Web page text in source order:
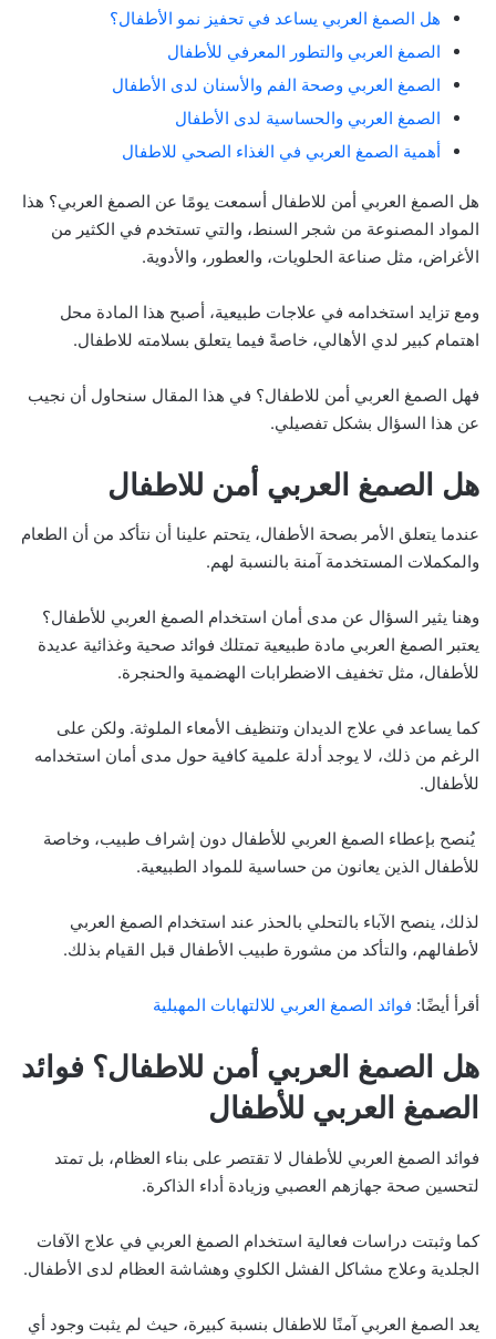
هل الصمغ العربي يساعد في تحفيز نمو الأطفال؟
الصمغ العربي والتطور المعرفي للأطفال
الصمغ العربي وصحة الفم والأسنان لدى الأطفال
الصمغ العربي والحساسية لدى الأطفال
أهمية الصمغ العربي في الغذاء الصحي للاطفال
هل الصمغ العربي أمن للاطفال أسمعت يومًا عن الصمغ العربي؟ هذا
المواد المصنوعة من شجر السنط، والتي تستخدم في الكثير من
الأغراض، مثل صناعة الحلويات، والعطور، والأدوية.
ومع تزايد استخدامه في علاجات طبيعية، أصبح هذا المادة محل
اهتمام كبير لدي الأهالي، خاصةً فيما يتعلق بسلامته للاطفال.
فهل الصمغ العربي أمن للاطفال؟ في هذا المقال سنحاول أن نجيب
عن هذا السؤال بشكل تفصيلي.
هل الصمغ العربي أمن للاطفال
عندما يتعلق الأمر بصحة الأطفال، يتحتم علينا أن نتأكد من أن الطعام
والمكملات المستخدمة آمنة بالنسبة لهم.
وهنا يثير السؤال عن مدى أمان استخدام الصمغ العربي للأطفال؟
يعتبر الصمغ العربي مادة طبيعية تمتلك فوائد صحية وغذائية عديدة
للأطفال، مثل تخفيف الاضطرابات الهضمية والحنجرة.
كما يساعد في علاج الديدان وتنظيف الأمعاء الملوثة. ولكن على
الرغم من ذلك، لا يوجد أدلة علمية كافية حول مدى أمان استخدامه
للأطفال.
يُنصح بإعطاء الصمغ العربي للأطفال دون إشراف طبيب، وخاصة
للأطفال الذين يعانون من حساسية للمواد الطبيعية.
لذلك، ينصح الآباء بالتحلي بالحذر عند استخدام الصمغ العربي
لأطفالهم، والتأكد من مشورة طبيب الأطفال قبل القيام بذلك.
أقرأ أيضًا: فوائد الصمغ العربي للالتهابات المهبلية
هل الصمغ العربي أمن للاطفال؟ فوائد
الصمغ العربي للأطفال
فوائد الصمغ العربي للأطفال لا تقتصر على بناء العظام، بل تمتد
لتحسين صحة جهازهم العصبي وزيادة أداء الذاكرة.
كما وثبتت دراسات فعالية استخدام الصمغ العربي في علاج الآفات
الجلدية وعلاج مشاكل الفشل الكلوي وهشاشة العظام لدى الأطفال.
يعد الصمغ العربي آمنًا للاطفال بنسبة كبيرة، حيث لم يثبت وجود أي